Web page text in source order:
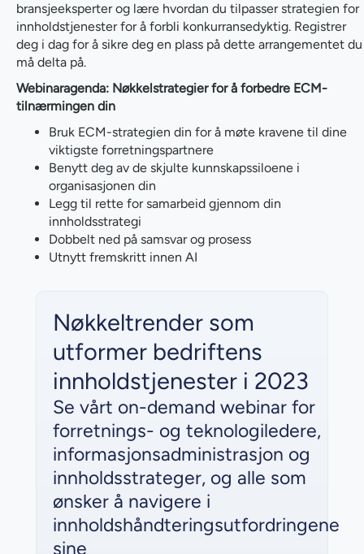
bransjeeksperter og lære hvordan du tilpasser strategien for
innholdstjenester for å forbli konkurransedyktig. Registrer
deg i dag for å sikre deg en plass på dette arrangementet du
må delta på.
Webinaragenda: Nøkkelstrategier for å forbedre ECM-
tilnærmingen din
Bruk ECM-strategien din for å møte kravene til dine
viktigste forretningspartnere
Benytt deg av de skjulte kunnskapssiloene i
organisasjonen din
Legg til rette for samarbeid gjennom din
innholdsstrategi
Dobbelt ned på samsvar og prosess
Utnytt fremskritt innen AI
Nøkkeltrender som
utformer bedriftens
innholdstjenester i 2023
Se vårt on-demand webinar for
forretnings- og teknologiledere,
informasjonsadministrasjon og
innholdsstrateger, og alle som
ønsker å navigere i
innholdshåndteringsutfordringene
sine